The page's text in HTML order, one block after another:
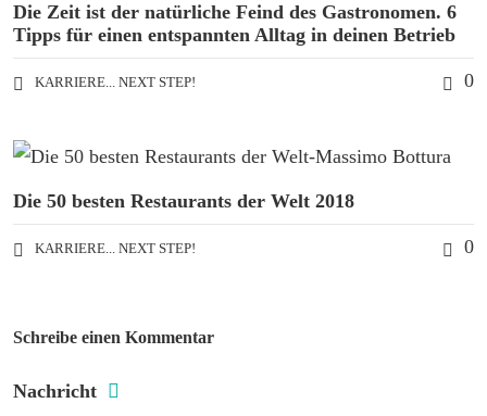
Die Zeit ist der natürliche Feind des Gastronomen. 6
Tipps für einen entspannten Alltag in deinen Betrieb
KARRIERE... NEXT STEP! 0
Die 50 besten Restaurants der Welt 2018
KARRIERE... NEXT STEP! 0
Schreibe einen Kommentar
Nachricht